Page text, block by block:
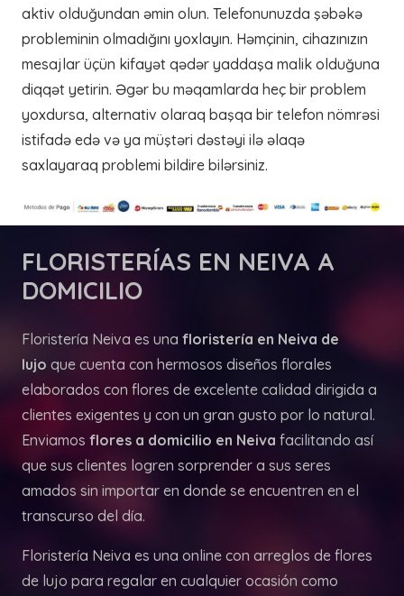
aktiv olduğundan əmin olun. Telefonunuzda şəbəkə
probleminin olmadığını yoxlayın. Həmçinin, cihazınızın
mesajlar üçün kifayət qədər yaddaşa malik olduğuna
diqqət yetirin. Əgər bu məqamlarda heç bir problem
yoxdursa, alternativ olaraq başqa bir telefon nömrəsi
istifadə edə və ya müştəri dəstəyi ilə əlaqə
saxlayaraq problemi bildire bilərsiniz.
FLORISTERÍAS EN NEIVA A
DOMICILIO
Floristería Neiva es una floristería en Neiva de
lujo que cuenta con hermosos diseños florales
elaborados con flores de excelente calidad dirigida a
clientes exigentes y con un gran gusto por lo natural.
Enviamos flores a domicilio en Neiva facilitando así
que sus clientes logren sorprender a sus seres
amados sin importar en donde se encuentren en el
transcurso del día.
Floristería Neiva es una online con arreglos de flores
de lujo para regalar en cualquier ocasión como